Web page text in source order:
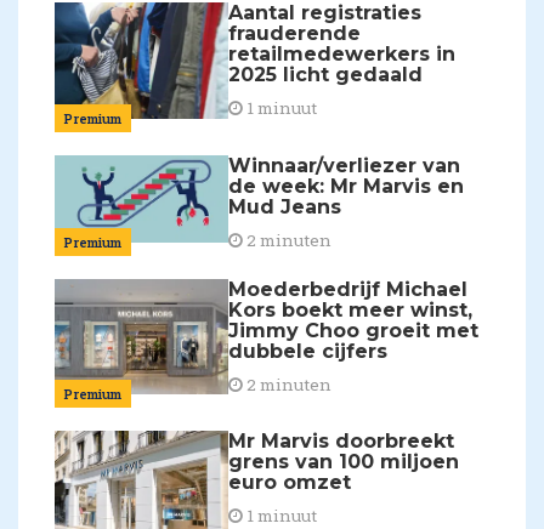
Premium
Aantal registraties
frauderende
retailmedewerkers in
2025 licht gedaald
1 minuut
Premium
Winnaar/verliezer van
de week: Mr Marvis en
Mud Jeans
2 minuten
Premium
Moederbedrijf Michael
Kors boekt meer winst,
Jimmy Choo groeit met
dubbele cijfers
2 minuten
Mr Marvis doorbreekt
grens van 100 miljoen
euro omzet
1 minuut